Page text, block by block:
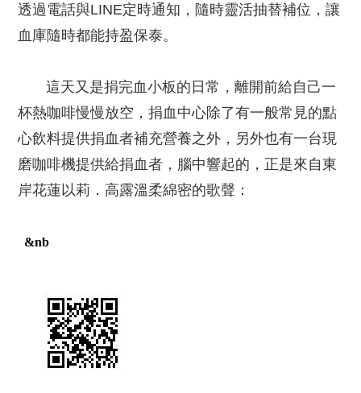
透過電話與LINE定時通知，隨時靈活抽替補位，讓
血庫隨時都能持盈保泰。
這天又是捐完血小板的日常，離開前給自己一
杯熱咖啡慢慢放空，捐血中心除了有一般常見的點
心飲料提供捐血者補充營養之外，另外也有一台現
磨咖啡機提供給捐血者，腦中響起的，正是來自東
岸花蓮以莉．高露溫柔綿密的歌聲：
&nb